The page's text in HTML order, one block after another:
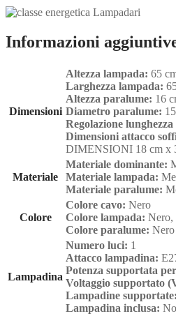
Informazioni
Dimensioni
Altezza lampada: 65
Larghezza lampada:
Altezza paralume: 16
Diametro paralume:
Regolazione
Dimensioni attacco
DIMENSIONI 18 cm x
Materiale
Materiale dominante:
Materiale lampada:
Materiale paralume:
Colore
Colore cavo: Nero
Colore lampada: Nero,
Colore paralume: Nero
Lampadina
Numero luci: 1
Attacco lampadina:
Potenza supportata
Voltaggio supportato
Lampadine supportate:
Lampadina inclusa: No